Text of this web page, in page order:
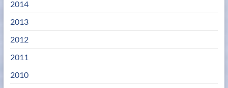
2014
2013
2012
2011
2010